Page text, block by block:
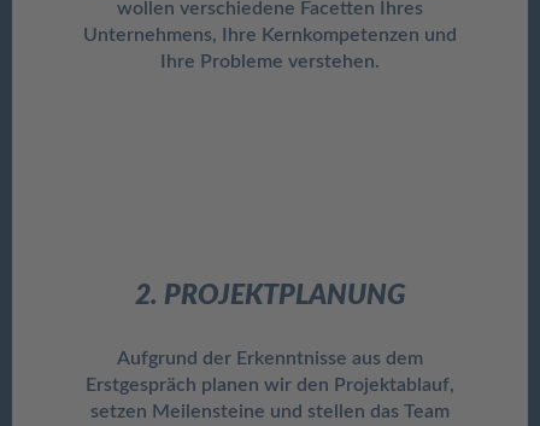
wollen verschiedene Facetten Ihres
Unternehmens, Ihre Kernkompetenzen und
Ihre Probleme verstehen.
2. PROJEKTPLANUNG
Aufgrund der Erkenntnisse aus dem
Erstgespräch planen wir den Projektablauf,
setzen Meilensteine und stellen das Team